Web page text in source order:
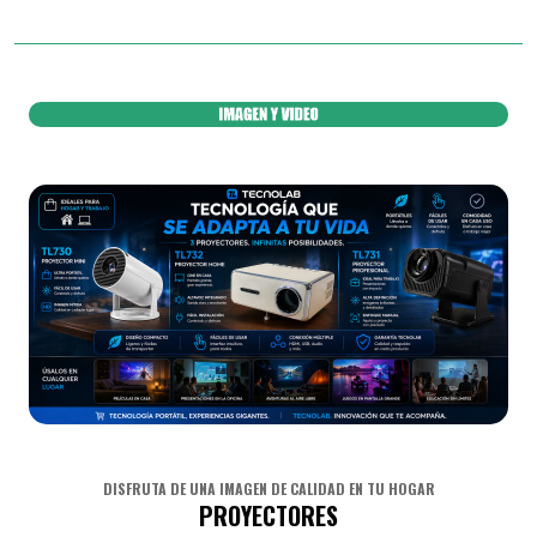
DISFRUTA DE UNA IMAGEN DE CALIDAD EN TU HOGAR
PROYECTORES